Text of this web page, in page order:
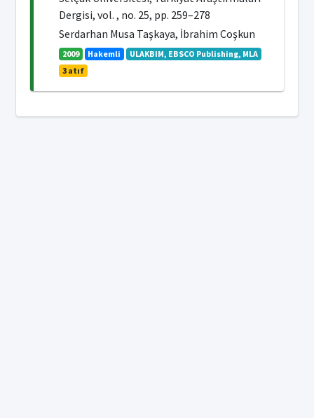
Dergisi, vol. , no. 25, pp. 259–278
Serdarhan Musa Taşkaya, İbrahim Coşkun
2009 Hakemli
ULAKBIM, EBSCO Publishing, MLA
3 atıf